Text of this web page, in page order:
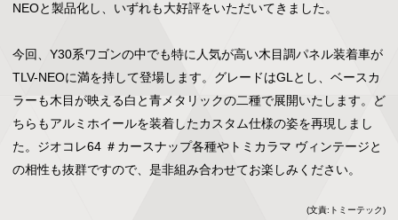
NEOと製品化し、いずれも大好評をいただいてきました。
今回、Y30系ワゴンの中でも特に人気が高い木目調パネル装着車が
TLV-NEOに満を持して登場します。グレードはGLとし、ベースカ
ラーも木目が映える白と青メタリックの二種で展開いたします。ど
ちらもアルミホイールを装着したカスタム仕様の姿を再現しまし
た。ジオコレ64 ＃カースナップ各種やトミカラマ ヴィンテージと
の相性も抜群ですので、是非組み合わせてお楽しみください。
(文責:トミーテック)